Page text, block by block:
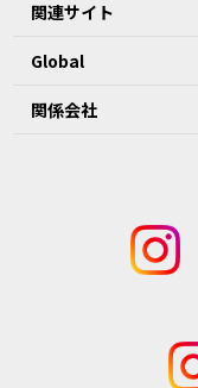
関連サイト
Global
関係会社